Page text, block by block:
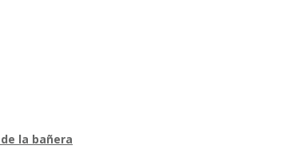
de la bañera